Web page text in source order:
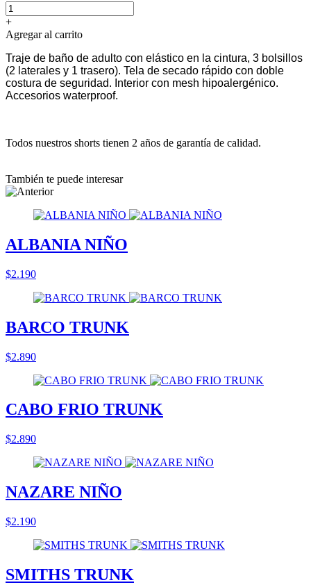
+
Agregar al carrito
Traje de baño de adulto con elástico en la cintura, 3 bolsillos
(2 laterales y 1 trasero). Tela de secado rápido con doble
costura de seguridad. Interior con mesh hipoalergénico.
Accesorios waterproof.
Todos nuestros shorts tienen 2 años de garantía de calidad.
También te puede interesar
ALBANIA NIÑO
$2.190
BARCO TRUNK
$2.890
CABO FRIO TRUNK
$2.890
NAZARE NIÑO
$2.190
SMITHS TRUNK